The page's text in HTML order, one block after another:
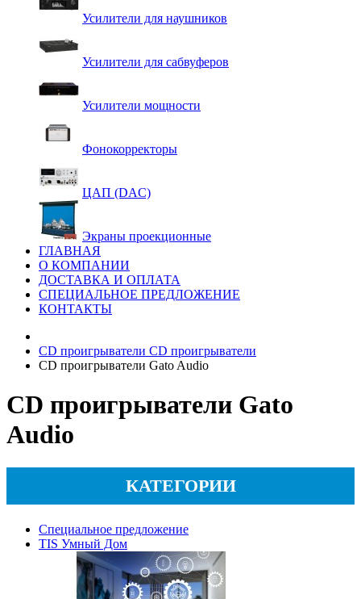
Усилители для наушников
Усилители для сабвуферов
Усилители мощности
Фонокорректоры
ЦАП (DAC)
Экраны проекционные
ГЛАВНАЯ
О КОМПАНИИ
ДОСТАВКА И ОПЛАТА
СПЕЦИАЛЬНОЕ ПРЕДЛОЖЕНИЕ
КОНТАКТЫ
CD проигрыватели CD проигрыватели
CD проигрыватели Gato Audio
CD проигрыватели Gato
Audio
КАТЕГОРИИ
Специальное предложение
TIS Умный Дом